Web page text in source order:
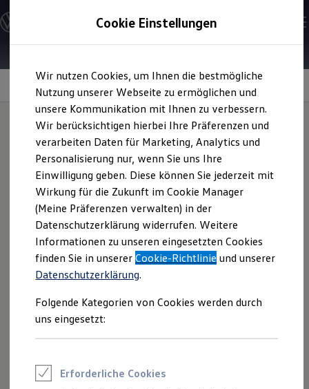
Hauptinhalt
springen
Footer
springen
Modelle & Konfigurator
Nutzfahrzeugkategorien entdecken
Modelle konfigurieren
Vorgängermodelle und Oldtimer
Vorgängermodelle
Oldtimer
Bulli Historie
Branchenlösungen & Gewerbekunden
Umbaulösungen und Hersteller finden
Auf- und Umbauten entdecken & konfigurieren
Groß- und Sonderkunden
Großkunden
Kommunen & Behörden
Journalisten
Sportvereine
Branchenlösungen
Bau & Handwerk
Gewerbliche Personenbeförderung
Service & mobile Werkstätten
Kurier, Logistik & Handel
Feuerwehr
Rettungsdienste
ONE Business ID Vorteile
Fahrzeugsuche & Marktplatz
Digitaler Marktplatz
Multifunktionslenkrad
Hände am Steuer,Blick
auf die Straße
Damit Sie sich im geschäftigen Alltag auf das Wesentliche
konzentrieren können – das Fahren: Das serienmäßige
Multifunktionslenkrad im Crafterbietet nicht nur intuitiven
Bedienungskomfort, sondern auch eine angenehme Haptik.
Mit den praktischen Tasten steuern Sie spielend leicht
Funktionen wie das Radio, die optionale Navigation, Ihr
Smartphone – oder passen das Digital Cockpit Pro
Multifunktionslenkrad Ihre Hände auch im Winter schön
warm.
Cookie Einstellungen
Wir nutzen Cookies, um Ihnen die bestmögliche
Nutzung unserer Webseite zu ermöglichen und
unsere Kommunikation mit Ihnen zu verbessern.
Wir berücksichtigen hierbei Ihre Präferenzen und
verarbeiten Daten für Marketing, Analytics und
Personalisierung nur, wenn Sie uns Ihre
Einwilligung geben. Diese können Sie jederzeit mit
Wirkung für die Zukunft im Cookie Manager
(Meine Präferenzen verwalten) in der
Datenschutzerklärung widerrufen. Weitere
Informationen zu unseren eingesetzten Cookies
finden Sie in unsererCookie-Richtlinie und unserer
Datenschutzerklärung.
Folgende Kategorien von Cookies werden durch
uns eingesetzt:
Erforderliche Cookies